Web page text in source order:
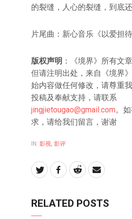
的裂缝，人心的裂缝，到底
片尾曲：新心音乐《以爱担待
版权声明 ：《境界》所有文
但请注明出处，来自《境界
始内容做任何修改，请尊重
投稿及奉献支持，请联系
jingjietougao@gmail.com。
求，请给我们留言，谢谢
IN: 影视, 影评
RELATED POSTS